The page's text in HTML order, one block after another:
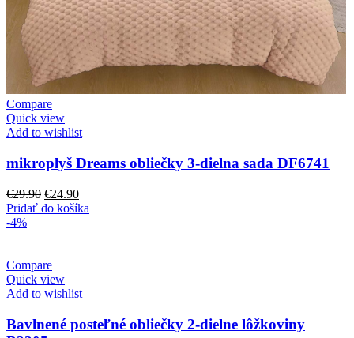
Compare
Quick view
Add to wishlist
mikroplyš Dreams obliečky 3-dielna sada DF6741
€29.90 Pôvodná
cena
€24.90Aktuálna
cena
Pridať do košíka
-4%
Compare
Quick view
Add to wishlist
Bavlnené posteľné obliečky 2-dielne lôžkoviny